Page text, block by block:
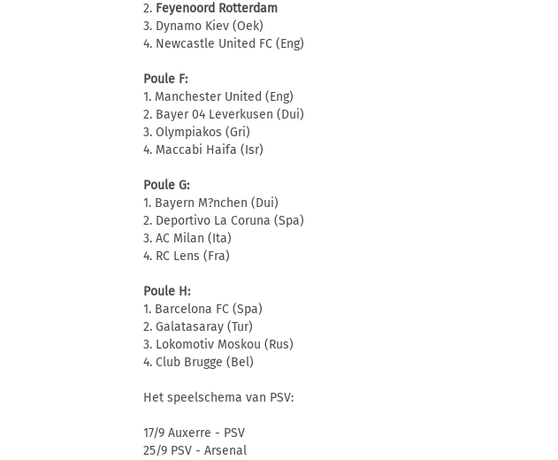
2. Feyenoord Rotterdam
3. Dynamo Kiev (Oek)
4. Newcastle United FC (Eng)
Poule F:
1. Manchester United (Eng)
2. Bayer 04 Leverkusen (Dui)
3. Olympiakos (Gri)
4. Maccabi Haifa (Isr)
Poule G:
1. Bayern M?nchen (Dui)
2. Deportivo La Coruna (Spa)
3. AC Milan (Ita)
4. RC Lens (Fra)
Poule H:
1. Barcelona FC (Spa)
2. Galatasaray (Tur)
3. Lokomotiv Moskou (Rus)
4. Club Brugge (Bel)
Het speelschema van PSV:
17/9 Auxerre - PSV
25/9 PSV - Arsenal